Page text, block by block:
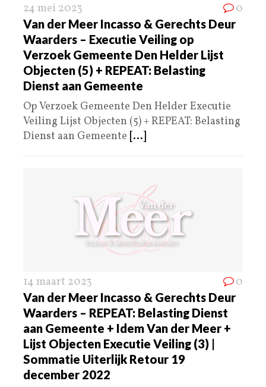
24 mei 2023 0
Van der Meer Incasso & Gerechts Deur
Waarders – Executie Veiling op
Verzoek Gemeente Den Helder Lijst
Objecten (5) + REPEAT: Belasting
Dienst aan Gemeente
Op Verzoek Gemeente Den Helder Executie
Veiling Lijst Objecten (5) + REPEAT: Belasting
Dienst aan Gemeente [...]
14 maart 2023 0
Van der Meer Incasso & Gerechts Deur
Waarders – REPEAT: Belasting Dienst
aan Gemeente + Idem Van der Meer +
Lijst Objecten Executie Veiling (3) |
Sommatie Uiterlijk Retour 19
december 2022